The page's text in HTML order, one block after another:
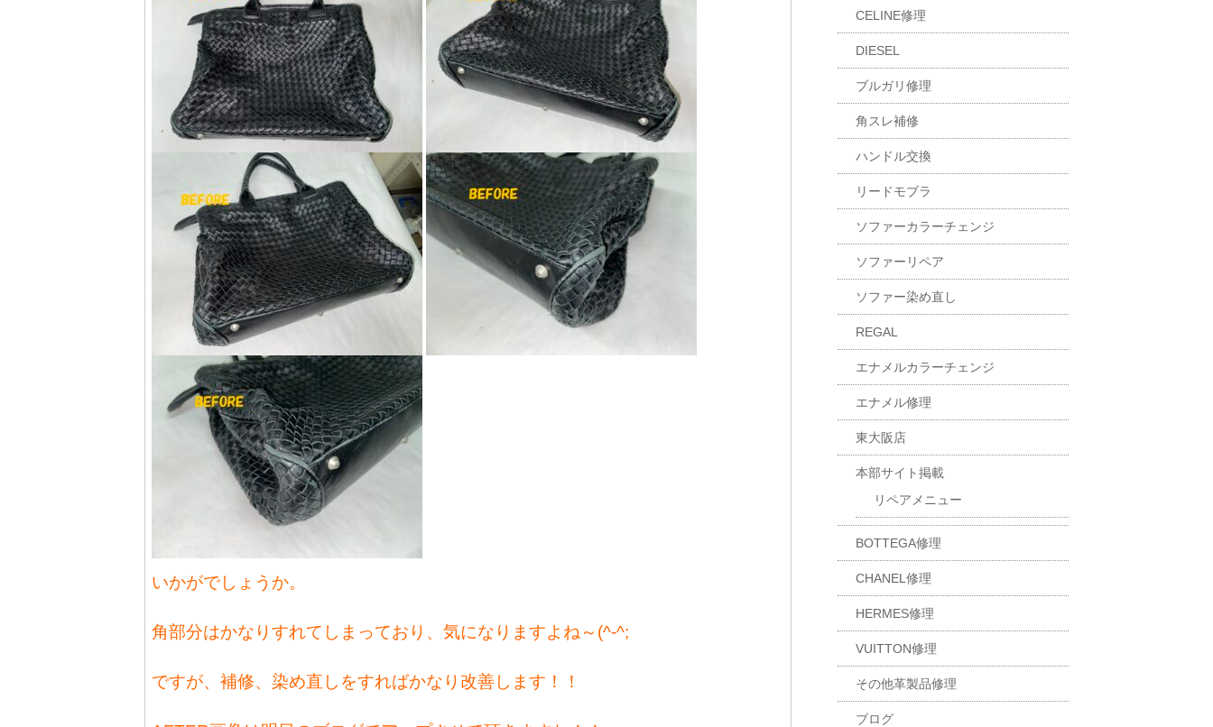
いかがでしょうか。
角部分はかなりすれてしまっており、気になりますよね～(^-^;
ですが、補修、染め直しをすればかなり改善します！！
CELINE修理
DIESEL
ブルガリ修理
角スレ補修
ハンドル交換
リードモブラ
ソファーカラーチェンジ
ソファーリペア
ソファー染め直し
REGAL
エナメルカラーチェンジ
エナメル修理
東大阪店
本部サイト掲載
リペアメニュー
BOTTEGA修理
CHANEL修理
HERMES修理
VUITTON修理
その他革製品修理
ブログ